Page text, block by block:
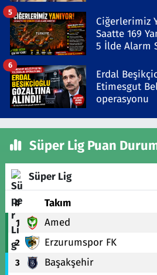
Ciğerlerimiz
Saatte 169
5 İlde Alarm
5
Erdal
Etimesgut
operasyonu
6
Süper Lig Puan
Süper Lig
# Takım
1 Amed
2 Erzurumspor FK
3 Başakşehir